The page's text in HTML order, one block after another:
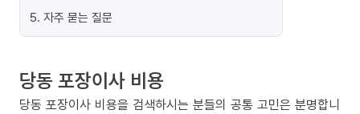
5. 자주 묻는 질문
당동 포장이사 비용
당동 포장이사 비용을 검색하시는 분들의 공통 고민은 분명합니